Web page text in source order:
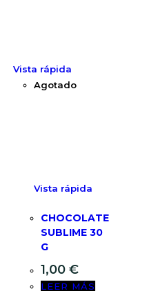
Vista rápida
Agotado
Vista rápida
CHOCOLATE
SUBLIME 30
G
1,00 €
LEER MÁS